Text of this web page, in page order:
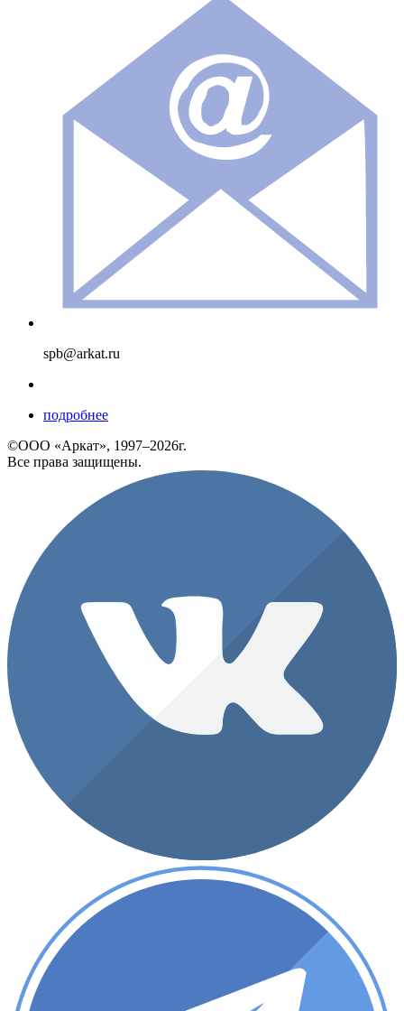
spb@arkat.ru
подробнее
©ООО «Аркат», 1997–2026г.
Все права защищены.